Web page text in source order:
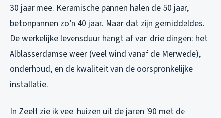
30 jaar mee. Keramische pannen halen de 50 jaar,
betonpannen zo’n 40 jaar. Maar dat zijn gemiddeldes.
De werkelijke levensduur hangt af van drie dingen: het
Alblasserdamse weer (veel wind vanaf de Merwede),
onderhoud, en de kwaliteit van de oorspronkelijke
installatie.
In Zeelt zie ik veel huizen uit de jaren ’90 met de